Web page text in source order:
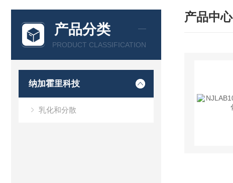
产品分类
PRODUCT CLASSIFICATION
纳加霍里科技
乳化和分散
产品中心